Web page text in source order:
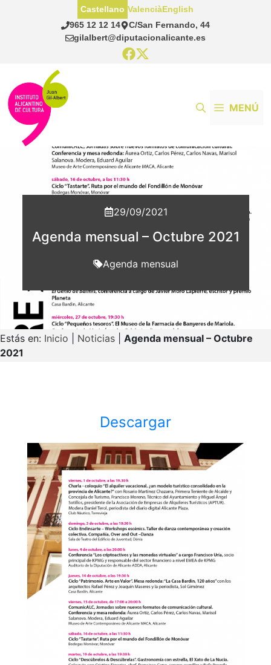
965 12 12 14
C/San Fernando, 44
gilalbert@diputacionalicante.es
Castellano ValenciàEnglish
MENÚ
29/09/2021
Agenda mensual – Octubre 2021
Agenda mensual
Estás en: Inicio Noticias
Agenda mensual – Octubre
2021
Descargar